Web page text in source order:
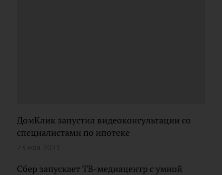
ДомКлик запустил видеоконсультации со
специалистами по ипотеке
Сбер запускает ТВ-медиацентр с умной